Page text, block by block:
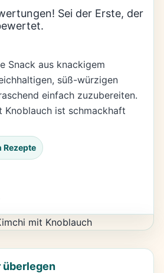
Sei der Erste, der
Snack aus knackigem
süß-würzigen
einfach zuzubereiten.
Knoblauch ist schmackhaft
Rezepte
überlegen